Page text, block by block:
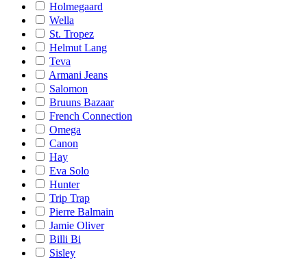
Holmegaard
Wella
St. Tropez
Helmut Lang
Teva
Armani Jeans
Salomon
Bruuns Bazaar
French Connection
Omega
Canon
Hay
Eva Solo
Hunter
Trip Trap
Pierre Balmain
Jamie Oliver
Billi Bi
Sisley